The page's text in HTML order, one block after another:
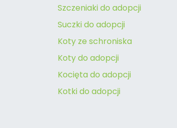
Szczeniaki do adopcji
Suczki do adopcji
Koty ze schroniska
Koty do adopcji
Kocięta do adopcji
Kotki do adopcji